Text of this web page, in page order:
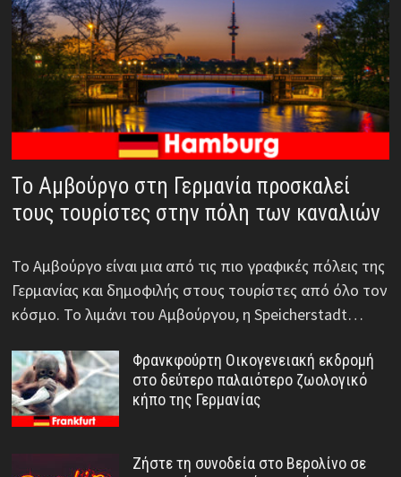
Το Αμβούργο στη Γερμανία προσκαλεί
τους τουρίστες στην πόλη των καναλιών
Το Αμβούργο είναι μια από τις πιο γραφικές πόλεις της
Γερμανίας και δημοφιλής στους τουρίστες από όλο τον
κόσμο. Το λιμάνι του Αμβούργου, η Speicherstadt…
Φρανκφούρτη Οικογενειακή εκδρομή
στο δεύτερο παλαιότερο ζωολογικό
κήπο της Γερμανίας
Ζήστε τη συνοδεία στο Βερολίνο σε